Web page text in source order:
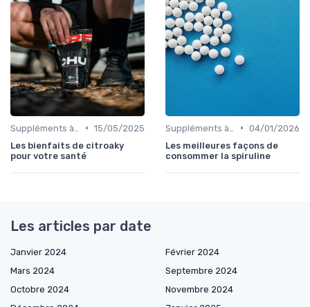
• 15/05/2025
Les bienfaits de citroaky
pour votre santé
• 04/01/2026
Les meilleures façons de
consommer la spiruline
Les articles par date
Janvier 2024
Février 2024
Mars 2024
Septembre 2024
Octobre 2024
Novembre 2024